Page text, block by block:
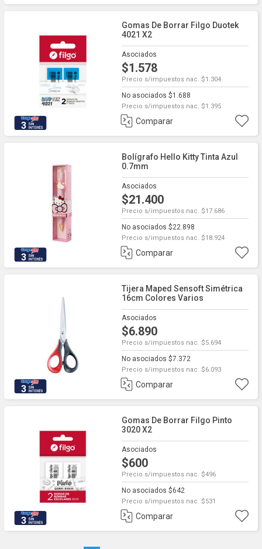
3
Gomas De Borrar Filgo Duotek
4021 X2
Asociados
$1.578
Precio s/impuestos nac. $1.304
No asociados $1.688
Precio s/impuestos nac. $1.395
Comparar
3
Bolígrafo Hello Kitty Tinta Azul
0.7mm
Asociados
$21.400
Precio s/impuestos nac. $17.686
No asociados $22.898
Precio s/impuestos nac. $18.924
Comparar
3
Tijera Maped Sensoft Simétrica
16cm Colores Varios
Asociados
$6.890
Precio s/impuestos nac. $5.694
No asociados $7.372
Precio s/impuestos nac. $6.093
Comparar
3
Gomas De Borrar Filgo Pinto
3020 X2
Asociados
$600
Precio s/impuestos nac. $496
No asociados $642
Precio s/impuestos nac. $531
Comparar